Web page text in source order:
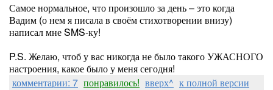
Самое нормальное, что произошло за день – это когда
Вадим (о нем я писала в своём стихотворении внизу)
написал мне SMS-ку!
P.S. Желаю, чтоб у вас никогда не было такого УЖАСНОГО
настроения, какое было у меня сегодня!
комментарии: 7 понравилось! вверх^ к полной версии